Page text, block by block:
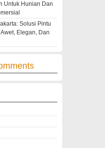
Untuk Hunian Dan
Solusi Pintu
Elegan, Dan